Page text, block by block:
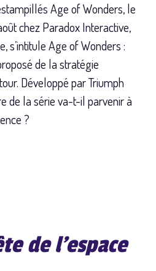
Age of Wonders, le
chez Paradox Interactive,
s’intitule Age of Wonders :
de la stratégie
Développé par Triumph
de la série va-t-il parvenir à
?
de l'espace